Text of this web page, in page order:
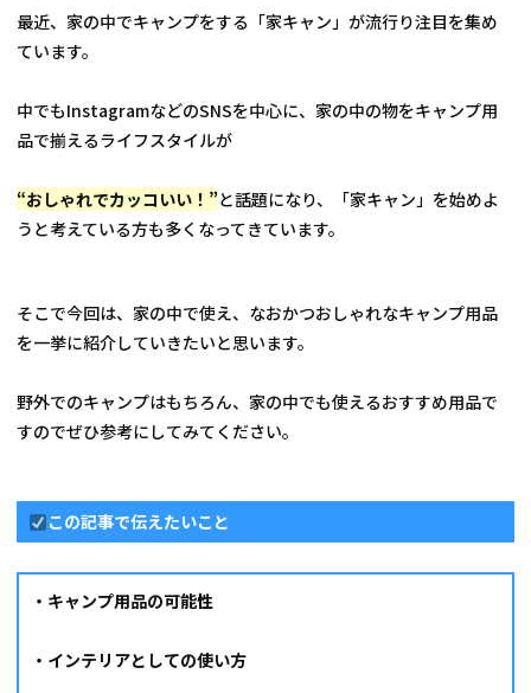
最近、家の中でキャンプをする「家キャン」が流行り注目を集め
ています。
中でもInstagramなどのSNSを中心に、家の中の物をキャンプ用
品で揃えるライフスタイルが
“おしゃれでカッコいい！”と話題になり、「家キャン」を始めよ
うと考えている方も多くなってきています。
そこで今回は、家の中で使え、なおかつおしゃれなキャンプ用品
を一挙に紹介していきたいと思います。
野外でのキャンプはもちろん、家の中でも使えるおすすめ用品で
すのでぜひ参考にしてみてください。
この記事で伝えたいこと
・キャンプ用品の可能性
・インテリアとしての使い方